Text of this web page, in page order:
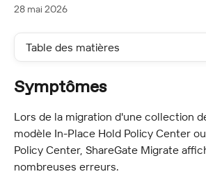
28 mai 2026
Table des matières
Symptômes
Lors de la migration d'une collection
modèle In-Place Hold Policy Center
Policy Center, ShareGate Migrate
nombreuses erreurs.